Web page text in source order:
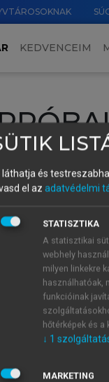
KEDVENCEIM
megtekintéséhez
Új
A
SAJÁT
láthatja és
el az adatvédelmi
STATISZTIKA
A statisztikai
webhely
milyen linkekre
használhatóak,
funkcióinak
hőtérképek és
↓ 1
MARKETING